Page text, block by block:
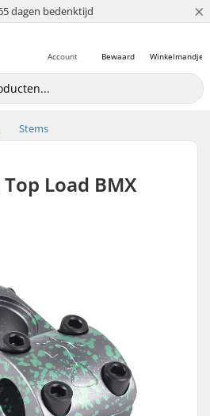
dagen bedenktijd
4.8 van 5 ×
Winkelmandje
Bewaard
Account
Stems
Load BMX